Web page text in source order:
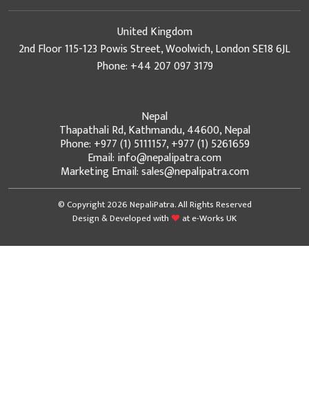
United Kingdom
2nd Floor 115-123 Powis Street, Woolwich, London SE18 6JL
Phone: +44 207 097 3179
Nepal
Thapathali Rd, Kathmandu, 44600, Nepal
Phone: +977 (1) 5111157, +977 (1) 5261659
Email: info@nepalipatra.com
Marketing Email: sales@nepalipatra.com
© Copyright 2026 NepaliPatra. All Rights Reserved
Design & Developed with
ate-Works UK